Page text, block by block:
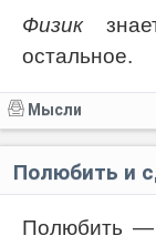
Физик
остальное.
Мысли
Полюбить и
Полюбить —